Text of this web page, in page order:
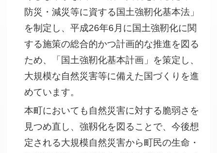
防災・減災等に資する国土強靭化基本法」
を制定し、平成26年6月に国土強靭化に関
する施策の総合的かつ計画的な推進を図る
ため、「国土強靭化基本計画」を策定し、
大規模な自然災害等に備えた国づくりを進
めています。
本町においても自然災害に対する脆弱さを
見つめ直し、強靱化を図ることで、今後想
定される大規模自然災害から町民の生命・